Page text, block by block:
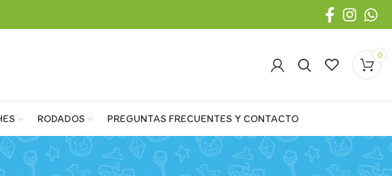
0
RODADOS PREGUNTAS FRECUENTES Y CONTACTO